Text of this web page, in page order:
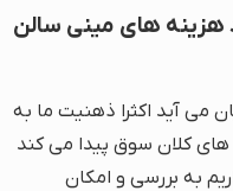
هزینه های مینی سالن
می آید اکثرا ذهنیت ما به
کلان سوق پیدا می کند
به بررسی و امکان